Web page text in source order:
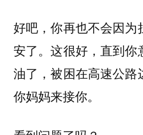
好吧，你再也不会因为
安了。这很好，直到
油了，被困在高速公路
你妈妈来接你。